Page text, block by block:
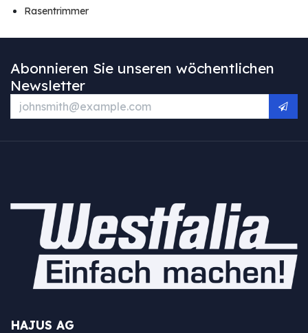
Rasentrimmer
Abonnieren Sie unseren wöchentlichen
Newsletter
HAJUS AG